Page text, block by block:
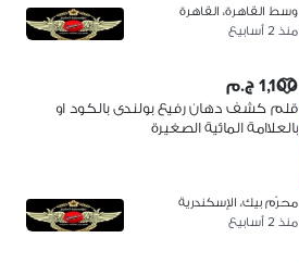
وسط القاهرة، القاهرة
منذ 2 أسابيع
1,100 ج.م
قلم كشف دهان رفيع بولندى بالكود او
بالعلاامة المائية الصغيرة
محرّم بيك، الإسكندرية
منذ 2 أسابيع